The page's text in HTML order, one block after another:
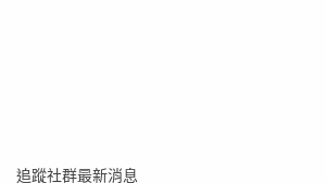
追蹤社群最新消息